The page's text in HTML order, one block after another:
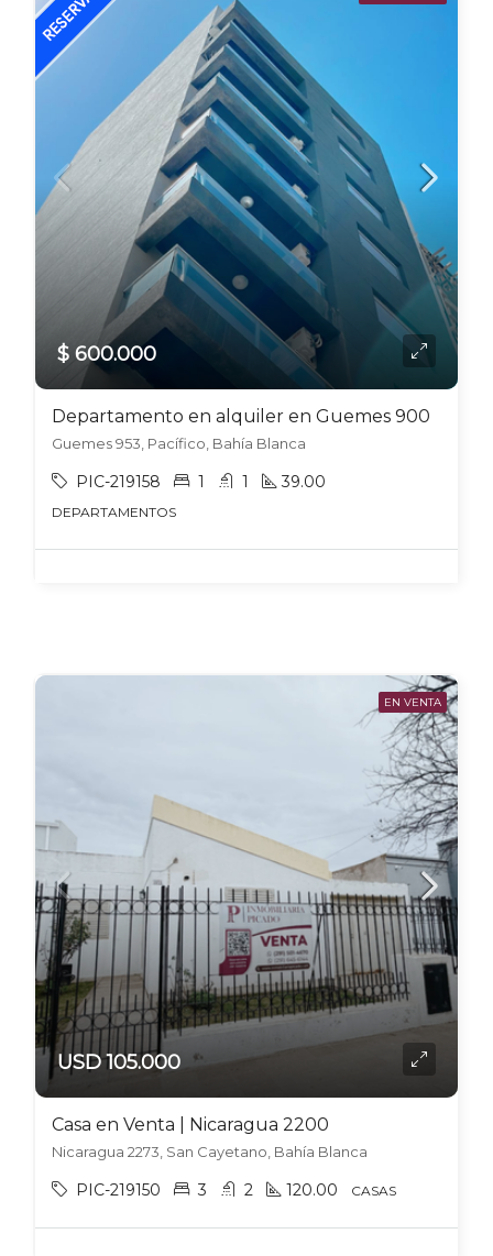
$ 600.000
Departamento en alquiler en Guemes 900
Guemes 953, Pacífico, Bahía Blanca
PIC-219158 1 1 39.00
DEPARTAMENTOS
EN VENTA
USD 105.000
Casa en Venta | Nicaragua 2200
Nicaragua 2273, San Cayetano, Bahía Blanca
PIC-219150 3 2 120.00 CASAS